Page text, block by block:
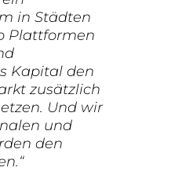
in Städten
Plattformen
Kapital den
zusätzlich
Und wir
und
den